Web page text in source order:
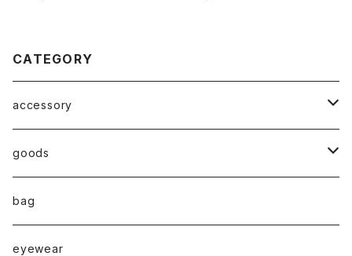
CATEGORY
accessory
◇ZERO series◇
◇enclosure series◇(封入)
◇puchipuchi series◇
goods
broach
i phone case
bag
eyewear